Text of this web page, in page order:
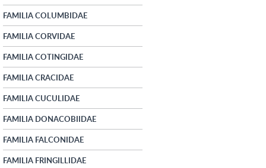
FAMILIA COLUMBIDAE
FAMILIA CORVIDAE
FAMILIA COTINGIDAE
FAMILIA CRACIDAE
FAMILIA CUCULIDAE
FAMILIA DONACOBIIDAE
FAMILIA FALCONIDAE
FAMILIA FRINGILLIDAE